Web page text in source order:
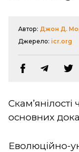
Автор: Джон Д.
Джерело: icr.org
Скам’янілості
основних
Еволюційно-